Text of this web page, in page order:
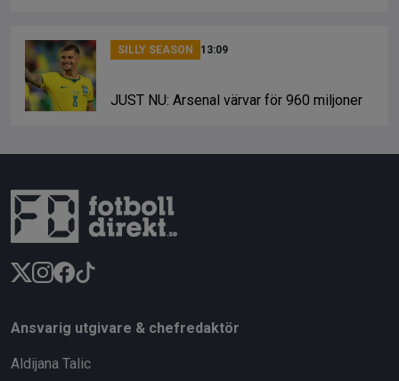
SILLY SEASON 13:09
JUST NU: Arsenal värvar för 960 miljoner
Ansvarig utgivare & chefredaktör
Aldijana Talic